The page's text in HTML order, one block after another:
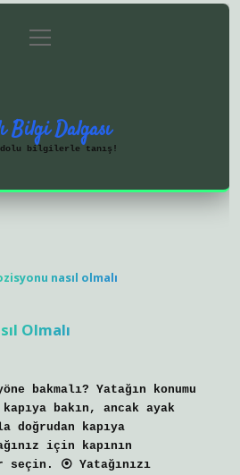
Gizlilik Politikası
menüyü
aç
Bilgi Dalgası
bilgilerle tanış!
nasıl olmalı
Olmalı
bakmalı? Yatağın konumu
bakın, ancak ayak
doğrudan kapıya
için kapının
seçin. ⦿ Yatağınızı